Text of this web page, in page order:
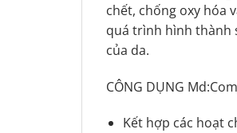
chết, chống oxy hóa
quá trình hình thành
của da.
CÔNG DỤNG
Kết hợp các hoạt